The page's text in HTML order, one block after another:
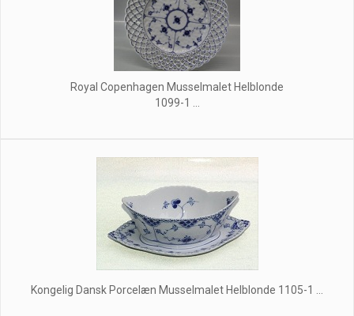
Royal Copenhagen Musselmalet Helblonde
1099-1 ...
Kongelig Dansk Porcelæn Musselmalet Helblonde 1105-1 ...